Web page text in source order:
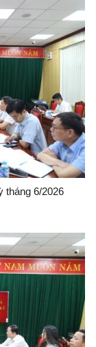
tháng 6/2026